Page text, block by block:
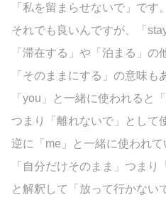
「私を留まらせないで」です。
それでも良いんですが、「
「滞在する」や「泊まる」の
「そのままにする」の意味も
「you」と一緒に使われると
つまり「離れないで」として
逆に「me」と一緒に使われ
「自分だけそのまま」つまり
と解釈して「放って行かない